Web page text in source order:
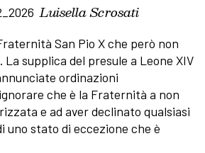
Luisella Scrosati
San Pio X che però non
supplica del presule a Leone XIV
ordinazioni
che è la Fraternità a non
e ad aver declinato qualsiasi
uno stato di eccezione che è